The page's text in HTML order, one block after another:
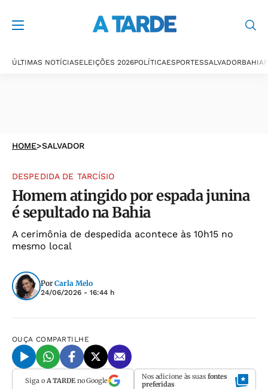
ÚLTIMAS NOTÍCIASELEIÇÕES 2026POLÍTICAESPORTESSALVADORBAHIA
HOME>SALVADOR
DESPEDIDA DE TARCÍSIO
Homem atingido por espada junina
é sepultado na Bahia
A cerimônia de despedida acontece às 10h15 no
mesmo local
Por Carla Melo
24/06/2026 - 16:44 h
OUÇA COMPARTILHE
Siga o A TARDEno Google Nos adicione às suas fontes
preferidas